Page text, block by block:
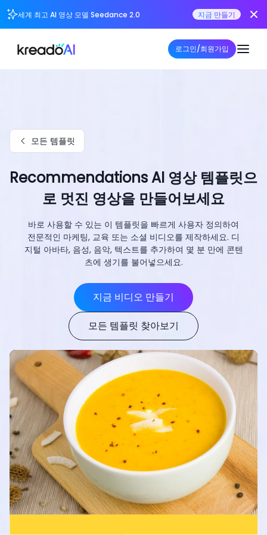
세계 최고 AI 영상 모델 Seedance 2.0 지금 만들기
로그인/회원가입
모든 템플릿
Recommendations AI 영상 템플릿으
로 멋진 영상을 만들어보세요
바로 사용할 수 있는 이 템플릿을 빠르게 사용자 정의하여
전문적인 마케팅, 교육 또는 소셜 비디오를 제작하세요. 디
지털 아바타, 음성, 음악, 텍스트를 추가하여 몇 분 만에 콘텐
츠에 생기를 불어넣으세요.
지금 비디오 만들기
모든 템플릿 찾아보기